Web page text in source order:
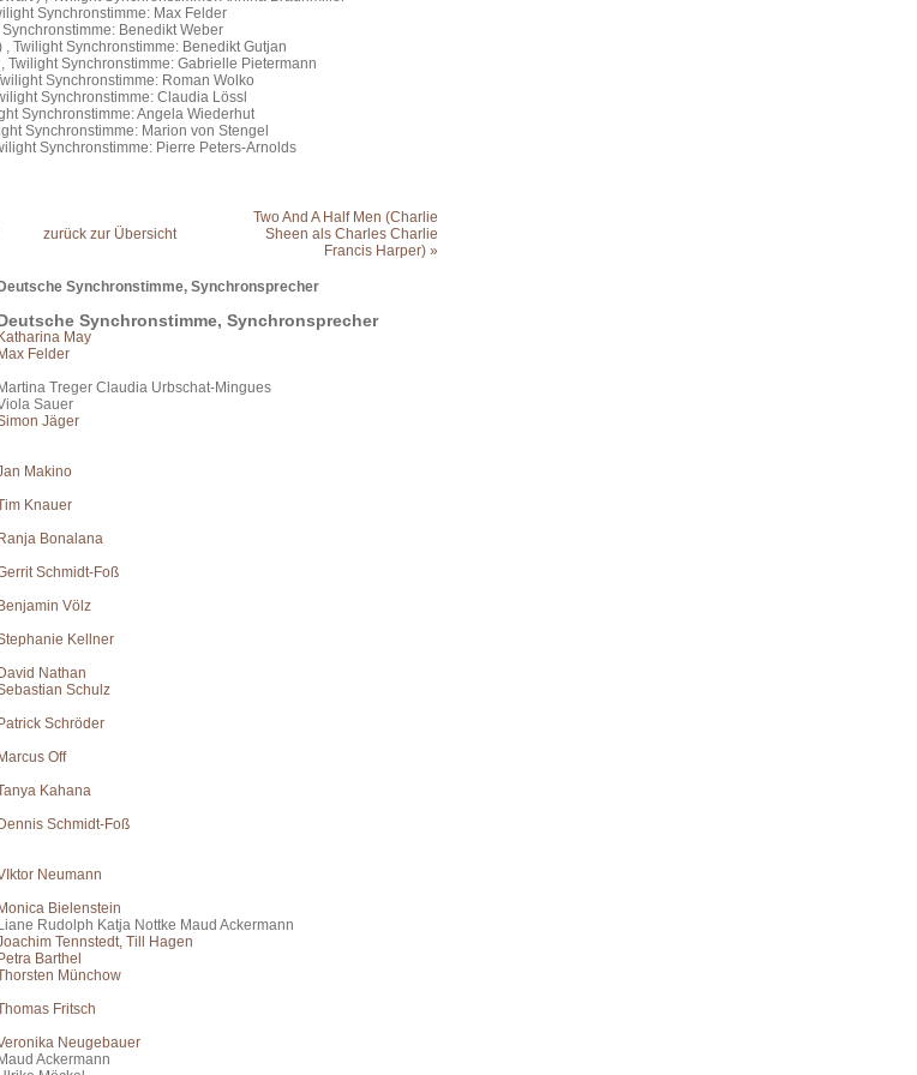
Synchronstimme: Max Felder
Benedikt Weber
Twilight Synchronstimme: Benedikt Gutjan
Twilight Synchronstimme: Gabrielle Pietermann
Synchronstimme: Roman Wolko
Synchronstimme: Claudia Lössl
Synchronstimme: Angela Wiederhut
Synchronstimme: Marion von Stengel
Synchronstimme: Pierre Peters-Arnolds
zurück zur Übersicht
Two And A Half Men (Charlie
Sheen als Charles Charlie
Francis Harper) »
Deutsche Synchronstimme, Synchronsprecher
Synchronstimme, Synchronsprecher
Katharina May
Max Felder
Martina Treger Claudia Urbschat-Mingues
Sauer
Jäger
Makino
Knauer
Ranja Bonalana
Schmidt-Foß
Benjamin Völz
Kellner
David Nathan
Schulz
Patrick Schröder
Marcus Off
Kahana
Dennis Schmidt-Foß
Neumann
Monica Bielenstein
Liane Rudolph Katja Nottke Maud Ackermann
Tennstedt, Till Hagen
Petra Barthel
Münchow
Fritsch
Neugebauer
Maud Ackermann